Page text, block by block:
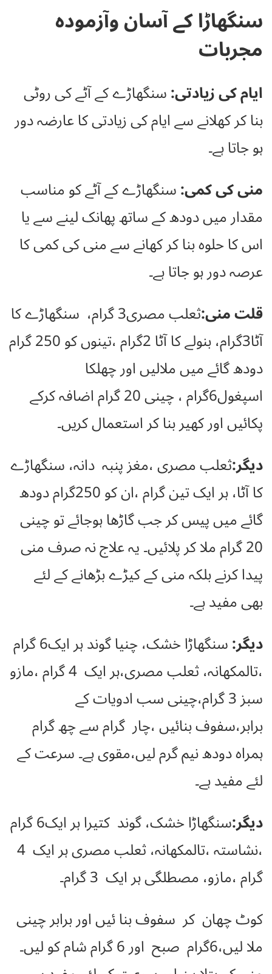
سنگھاڑا کے آسان وآزمودہ
مجربات
ایام کی زیادتی:سنگھاڑے کے آٹے کی روٹی
بنا کر کھلانے سے ایام کی زیادتی کا عارضہ دور
ہو جاتا ہے۔
منی کی کمی:سنگھاڑے کے آٹے کو مناسب
مقدار میں دودھ کے ساتھ پھانک لینے سے یا
اس کا حلوہ بنا کر کھانے سے منی کی کمی کا
عرصہ دور ہو جاتا ہے۔
قلت منی:
ثعلب مصری3 گرام، سنگھاڑے کا
آٹا3گرام، بنولے کا آٹا 2گرام ،تینوں کو 250 گرام
دودھ گائے میں ملالیں اور چھلکا
اسپغول6گرام ، چینی 20 گرام اضافہ کرکے
پکائیں اور کھیر بنا کر استعمال کریں۔
دیگر:ثعلب مصری ،مغز پنبہ دانہ، سنگھاڑے
کا آٹا، ہر ایک تین گرام ،ان کو 250گرام دودھ
گائے میں پیس کر جب گاڑھا ہوجائے تو چینی
20 گرام ملا کر پلائیں۔ یہ علاج نہ صرف منی
پیدا کرنے بلکہ منی کے کیڑے بڑھانے کے لئے
بھی مفید ہے۔
دیگر:
سنگھاڑا خشک، چنیا گوند ہر ایک6 گرام
،تالمکھانہ، ثعلب مصری،ہر ایک 4 گرام ،مازو
سبز 3 گرام،چینی سب ادویات کے
برابر،سفوف بنائیں ،چار گرام سے چھ گرام
ہمراہ دودھ نیم گرم لیں،مقوی ہے۔ سرعت کے
لئے مفید ہے۔
دیگر:
سنگھاڑا خشک، گوند کتیرا ہر ایک6 گرام
،نشاستہ ،تالمکھانہ، ثعلب مصری ہر ایک 4
گرام ،مازو، مصطلگی ہر ایک 3 گرام۔
کوٹ چھان کر سفوف بنا ئیں اور برابر چینی
ملا لیں،6گرام صبح اور 6 گرام شام کو لیں۔